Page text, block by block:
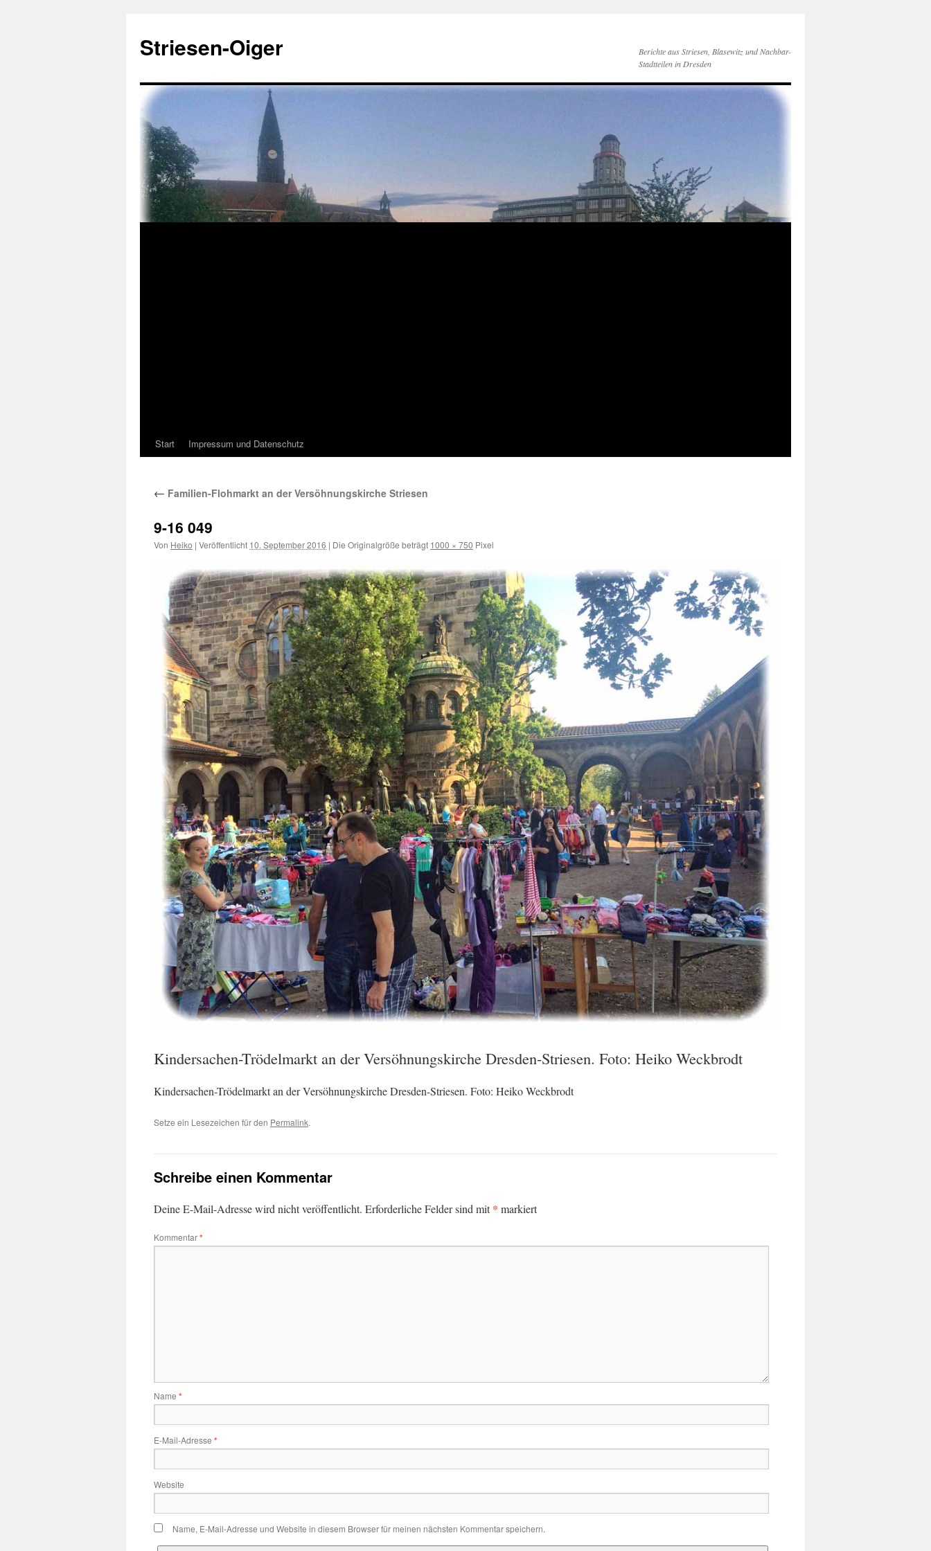
springen
Striesen-Oiger
Berichte aus Striesen, Blasewitz und Nachbar-
Stadtteilen in Dresden
Start Impressum und Datenschutz
← Familien-Flohmarkt an der Versöhnungskirche Striesen
9-16 049
Von Heiko | Veröffentlicht 10. September 2016 | Die Originalgröße beträgt 1000 × 750 Pixel
Kindersachen-Trödelmarkt an der Versöhnungskirche Dresden-Striesen. Foto: Heiko Weckbrodt
Kindersachen-Trödelmarkt an der Versöhnungskirche Dresden-Striesen. Foto: Heiko Weckbrodt
Setze ein Lesezeichen für den Permalink.
Schreibe einen Kommentar
Deine E-Mail-Adresse wird nicht veröffentlicht. Erforderliche Felder sind mit* markiert
Kommentar*
Name *
E-Mail-Adresse *
Website
Name, E-Mail-Adresse und Website in diesem Browser für meinen nächsten Kommentar speichern.